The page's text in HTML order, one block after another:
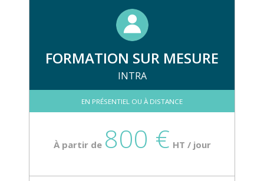
FORMATION SUR MESURE
INTRA
EN PRÉSENTIEL OU À DISTANCE
À partir de 800 € HT / jour